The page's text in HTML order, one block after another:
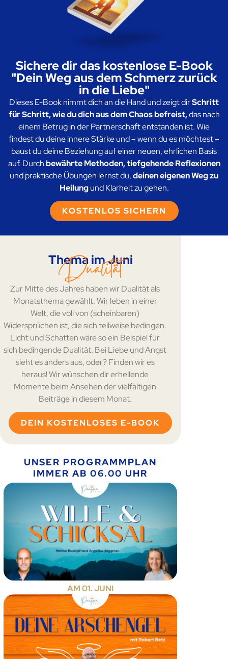
Sichere dir das kostenlose E-Book
"Dein Weg aus dem Schmerz zurück
in die Liebe"
Dieses E-Book nimmt dich an die Hand und zeigt dir
Schritt
für Schritt, wie du dich aus dem Chaos befreist,das nach
einem Betrug in der Partnerschaft entstanden ist. Wie
findest du deine innere Stärke und – wenn du es möchtest –
baust du deine Beziehung auf einer neuen, ehrlichen Basis
auf. Durchbewährte Methoden, tiefgehende Reflexionen
und praktische Übungen lernst du,deinen eigenen Weg zu
Heilungund Klarheit zu gehen.
KOSTENLOS SICHERN
Thema im Juni
Dualität
Zur Mitte des Jahres haben wir Dualität als
Monatsthema gewählt. Wir leben in einer
Welt, die voll von (scheinbaren)
Widersprüchen ist, die sich teilweise bedingen.
Licht und Schatten wäre so ein Beispiel für
sich bedingende Dualität. Bei Liebe und Angst
sieht es anders aus, oder? Finden wir es
heraus! Wir wünschen dir erhellende
Momente beim Ansehen der vielfältigen
Beiträge in diesem Monat.
DEIN KOSTENLOSES E-BOOK
UNSER PROGRAMMPLAN
IMMER AB 06.00 UHR
AM 01. JUNI